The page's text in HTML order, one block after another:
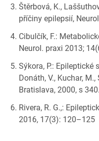
Štěrbová, K.,
příčiny epilepsií,
Cibulčík, F.:
Neurol. praxi 2013;
Sýkora, P.: Epileptické
Donáth, V., Kuchar,
Bratislava, 2000, s 340.
Rivera, R. G.,:
2016, 17(3): 120–125